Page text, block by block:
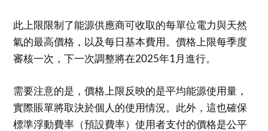
此上限限制了能源供應商可收取的每單位電力與天然
氣的最高價格，以及每日基本費用。價格上限每季度
審核一次，下一次調整將在2025年1月進行。
需要注意的是，價格上限反映的是平均能源使用量，
實際賬單將取決於個人的使用情況。此外，這也確保
標準浮動費率（預設費率）使用者支付的價格是公平